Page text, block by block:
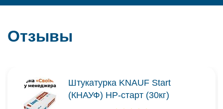
Отзывы
Штукатурка KNAUF Start
(КНАУФ) НР-старт (30кг)